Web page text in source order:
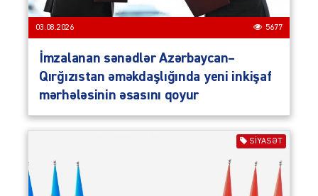
03.08.2026 5677
İmzalanan sənədlər Azərbaycan–
Qırğızıstan əməkdaşlığında yeni inkişaf
mərhələsinin əsasını qoyur
SIYASƏT